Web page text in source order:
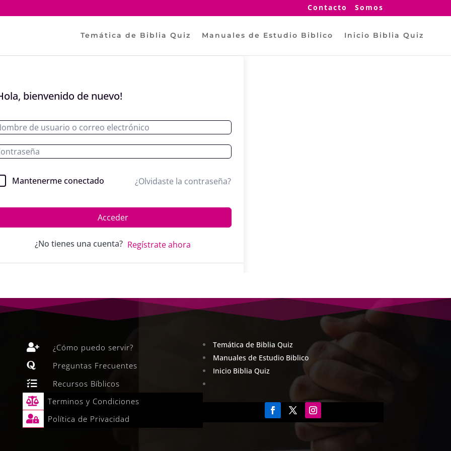
Contacto Somos
Temática de Biblia Quiz Manuales de Estudio Biblico Inicio Biblia Quiz
bienvenido de nuevo!
Mantenerme conectado ¿Olvidaste la contraseña?
Acceder
¿No tienes una cuenta? Regístrate ahora
 ¿Cómo puedo servir?
 Preguntas Frecuentes
 Recursos Bíblicos
 Terminos y Condiciones
 Política de Privacidad
Temática de Biblia Quiz
Manuales de Estudio Biblico
Inicio Biblia Quiz